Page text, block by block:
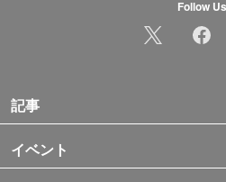
Follow Us
記事
イベント